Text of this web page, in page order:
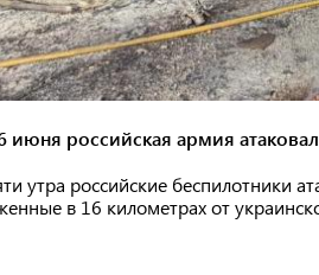
июня российская армия
утра российские беспилотники
в 16 километрах от